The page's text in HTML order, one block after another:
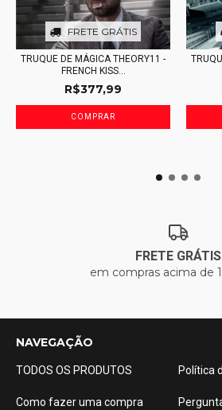
FRETE GRÁTIS
TRUQUE DE MÁGICA THEORY11 -
FRENCH KISS...
R$377,99
FRETE GRÁTIS
em compras acima de
NAVEGAÇÃO
TODOS OS PRODUTOS Política
Como fazer uma compra